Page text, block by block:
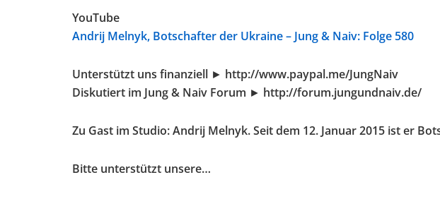
YouTube
Andrij Melnyk, Botschafter der Ukraine – Jung & Naiv: Folge 580
Unterstützt uns finanziell ► http://www.paypal.me/JungNaiv
Diskutiert im Jung & Naiv Forum ► http://forum.jungundnaiv.de/
Zu Gast im Studio: Andrij Melnyk. Seit dem 12. Januar 2015 ist er
Bitte unterstützt unsere…